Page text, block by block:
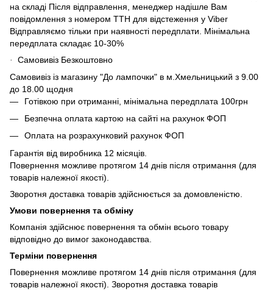
на складі Після відправлення, менеджер надішле Вам
повідомлення з номером ТТН для відстеження у Viber
Відправляємо тільки при наявності передплати. Мінімальна
передплата складає 10-30%
·
Самовивіз Безкоштовно
Самовивіз із магазину "До лампочки" в м.Хмельницький з 9.00
до 18.00 щодня
Готівкою при отриманні, мінімальна передплата 100грн
Безпечна оплата картою на сайті на рахунок ФОП
Оплата на розрахунковий рахунок ФОП
Гарантія від виробника 12 місяців.
Повернення можливе протягом 14 днів після отримання (для
товарів належної якості).
Зворотня доставка товарів здійснюється за домовленістю.
Умови повернення та обміну
Компанія здійснює повернення та обмін всього товару
відповідно до вимог законодавства.
Терміни повернення
Повернення можливе протягом 14 днів після отримання (для
товарів належної якості). Зворотня доставка товарів